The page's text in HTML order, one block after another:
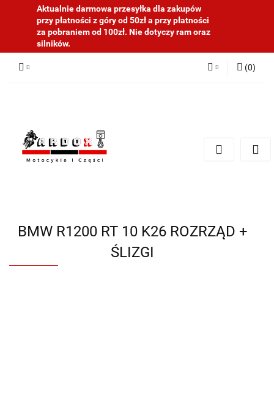
Aktualnie darmowa przesyłka dla zakupów
przy płatności z góry od 50zł a przy płatności
za pobraniem od 100zł. Nie dotyczy ram oraz
silników.
(0)
BMW R1200 RT 10 K26 ROZRZĄD +
ŚLIZGI